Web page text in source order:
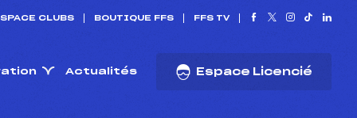
CLUBS BOUTIQUE FFS FFS TV
Actualités Espace Licencié